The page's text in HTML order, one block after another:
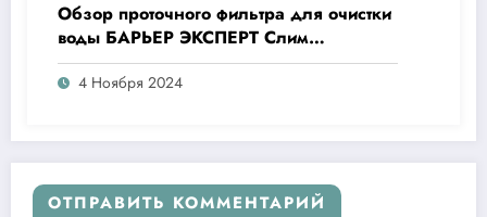
Обзор проточного фильтра для очистки
воды БАРЬЕР ЭКСПЕРТ Слим
Жесткость
4 Ноября 2024
ОТПРАВИТЬ КОММЕНТАРИЙ